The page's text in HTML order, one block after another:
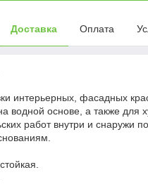
Доставка Оплата
интерьерных, фасадных
водной основе, а также для
работ внутри и снаружи